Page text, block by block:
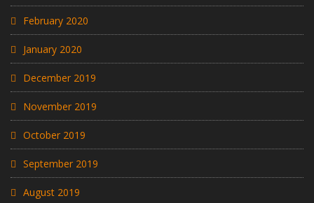
February 2020
January 2020
December 2019
November 2019
October 2019
September 2019
August 2019